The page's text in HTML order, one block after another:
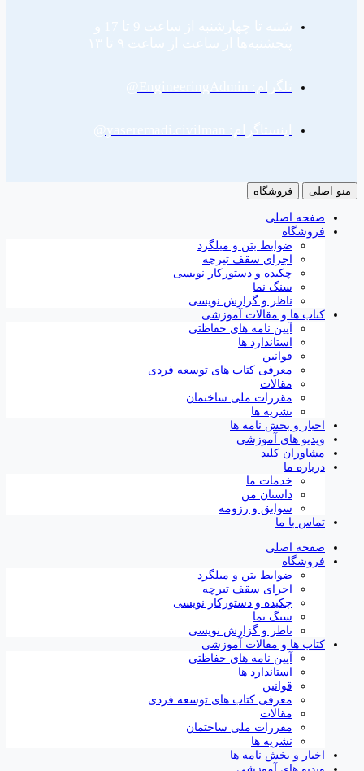
منو اصلی فروشگاه
صفحه اصلی
فروشگاه
ضوابط بتن و میلگرد
اجرای سقف تیرچه
چکیده و دستورکار نویسی
سنگ نما
ناظر و گزارش نویسی
کتاب ها و مقالات آموزشی
آیین نامه های حفاظتی
استاندارد ها
قوانین
معرفی کتاب های توسعه فردی
مقالات
مقررات ملی ساختمان
نشریه ها
اخبار و بخش نامه ها
ویدیو های آموزشی
مشاوران کلید
درباره ما
خدمات ما
داستان من
سوابق و رزومه
تماس با ما
صفحه اصلی
فروشگاه
ضوابط بتن و میلگرد
اجرای سقف تیرچه
چکیده و دستورکار نویسی
سنگ نما
ناظر و گزارش نویسی
کتاب ها و مقالات آموزشی
آیین نامه های حفاظتی
استاندارد ها
قوانین
معرفی کتاب های توسعه فردی
مقالات
مقررات ملی ساختمان
نشریه ها
اخبار و بخش نامه ها